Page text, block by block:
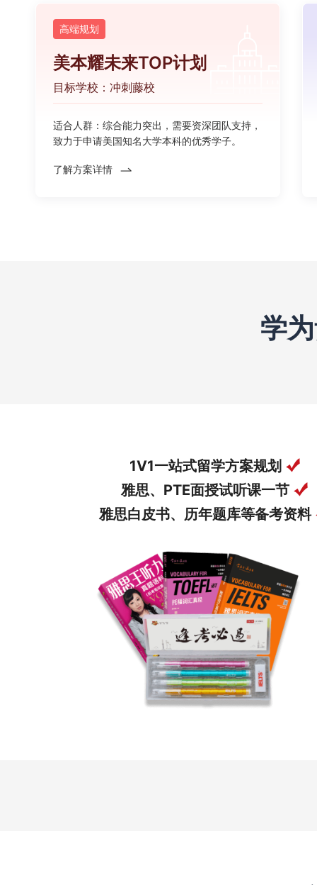
高端规划
美本耀未来TOP计划
目标学校：冲刺藤校
适合人群：综合能力突出，需要资深团队支持，
致力于申请美国知名大学本科的优秀学子。
了解方案详情
学
1V1一站式留学方案规划
雅思、PTE面授试听课一节
雅思白皮书、历年题库等备考资料